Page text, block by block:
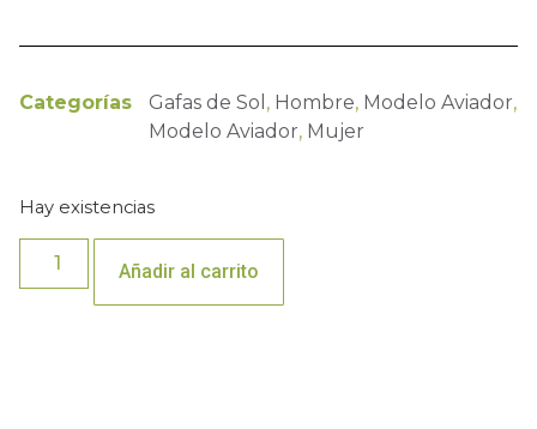
Categorías Gafas de Sol , Hombre, Modelo Aviador,
Modelo Aviador, Mujer
Hay existencias
Añadir al carrito